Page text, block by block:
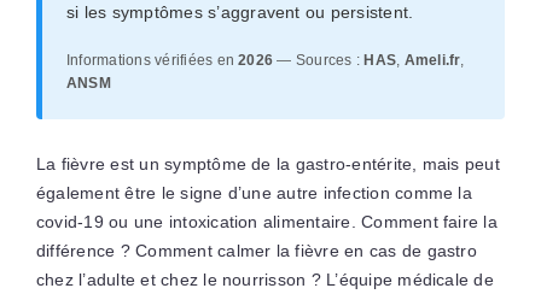
si les symptômes s’aggravent ou persistent.
Informations vérifiées en2026 — Sources : HAS, Ameli.fr,
ANSM
La fièvre est un symptôme de la gastro-entérite, mais peut
également être le signe d’une autre infection comme la
covid-19 ou une intoxication alimentaire. Comment faire la
différence ? Comment calmer la fièvre en cas de gastro
chez l’adulte et chez le nourrisson ? L’équipe médicale de